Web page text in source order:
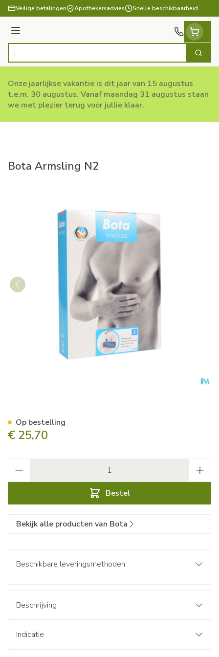
Ga naar de inhoud
Veilige betalingen Apothekersadvies Snelle beschikbaarheid
Menu
Product, merk, categorie... Zoek
Onze jaarlijkse vakantie is dit jaar van 15 augustus
t.e.m. 30 augustus. Vanaf maandag 31 augustus staan
we met plezier terug voor jullie klaar.
Bota Armsling N2
€ 25,70
Bestel
Op bestelling
Bekijk alle producten van Bota
Beschikbare leveringsmethoden
Beschrijving
Indicatie